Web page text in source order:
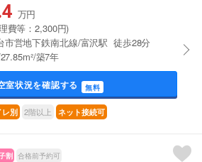
万円
費等：2,300円)
市営地下鉄南北線/富沢駅 徒歩28分
築7年
室状況を確認する 無料
レ別 2階以上 ネット接続可
割 合格前予約可